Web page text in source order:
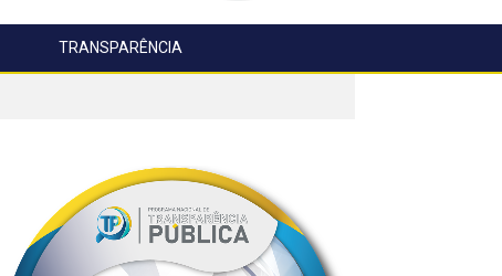
TRANSPARÊNCIA